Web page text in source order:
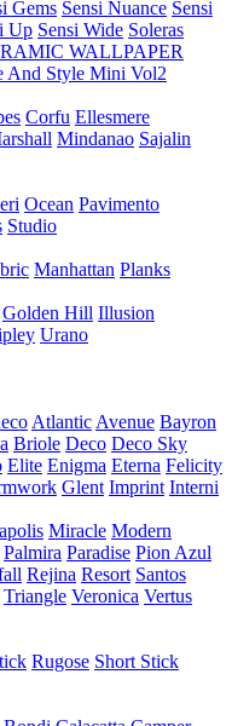
Gems Sensi Nuance Sensi
Up Sensi Wide Soleras
WALLPAPER
And Style Mini Vol2
Corfu Ellesmere
Mindanao Sajalin
Ocean Pavimento
Studio
Manhattan Planks
Golden Hill Illusion
Urano
Atlantic Avenue Bayron
Briole Deco Deco Sky
Elite Enigma Eterna Felicity
Glent Imprint Interni
Miracle Modern
Palmira Paradise Pion Azul
Rejina Resort Santos
Triangle Veronica Vertus
Rugose Short Stick